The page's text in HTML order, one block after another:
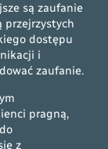
są zaufanie
przejrzystych
dostępu
i
zaufanie.
pragną,
z